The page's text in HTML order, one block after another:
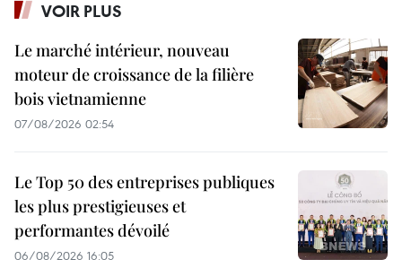
VOIR PLUS
Le marché intérieur, nouveau
moteur de croissance de la filière
bois vietnamienne
07/08/2026 02:54
Le Top 50 des entreprises publiques
les plus prestigieuses et
performantes dévoilé
06/08/2026 16:05